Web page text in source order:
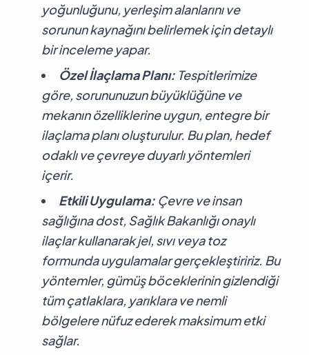
yoğunluğunu, yerleşim alanlarını ve
sorunun kaynağını belirlemek için detaylı
bir inceleme yapar.
Özel İlaçlama Planı: Tespitlerimize
göre, sorununuzun büyüklüğüne ve
mekanın özelliklerine uygun, entegre bir
ilaçlama planı oluşturulur. Bu plan, hedef
odaklı ve çevreye duyarlı yöntemleri
içerir.
Etkili Uygulama: Çevre ve insan
sağlığına dost, Sağlık Bakanlığı onaylı
ilaçlar kullanarak jel, sıvı veya toz
formunda uygulamalar gerçekleştiririz. Bu
yöntemler, gümüş böceklerinin gizlendiği
tüm çatlaklara, yarıklara ve nemli
bölgelere nüfuz ederek maksimum etki
sağlar.